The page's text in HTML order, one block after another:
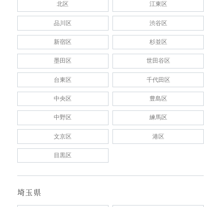
北区 江東区
品川区 渋谷区
新宿区 杉並区
墨田区 世田谷区
台東区 千代田区
中央区 豊島区
中野区 練馬区
文京区 港区
目黒区
埼玉県